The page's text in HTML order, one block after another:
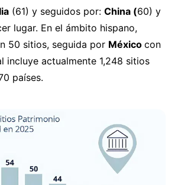
(61) y seguidos por: China (60) y
lugar. En el ámbito hispano,
50 sitios, seguida por México con
incluye actualmente 1,248 sitios
países.